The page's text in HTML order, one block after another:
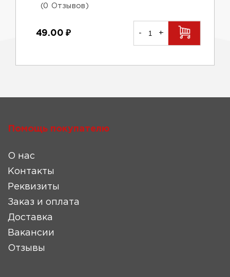
(0 Отзывов)
49.00 ₽ - +
Помощь покупателю
О нас
Контакты
Реквизиты
Заказ и оплата
Доставка
Вакансии
Отзывы